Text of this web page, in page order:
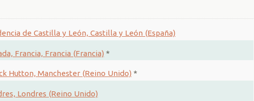
de Castilla y León, Castilla y León (España)
Francia, Francia (Francia) *
Hutton, Manchester (Reino Unido) *
Londres (Reino Unido)